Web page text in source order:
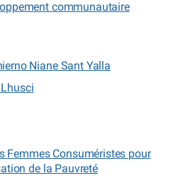
communautaire
Niane Sant Yalla
Femmes Consuméristes pour
de la Pauvreté